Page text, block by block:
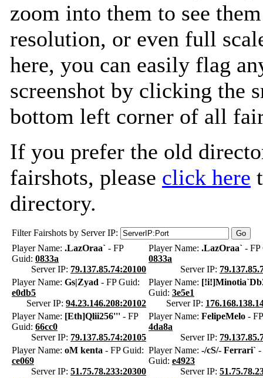
zoom into them to see
resolution, or even full
here, you can easily flag
screenshot by clicking the
bottom left corner of all
If you prefer the old
fairshots, please click here
directory.
Filter Fairshots by Server IP:
Player Name: .LazOraa` - FP
Guid: 0833a
Server IP: 79.137.85.74:20100
Player Name: .LazOraa` - FP
0833a
Server IP:
Player Name: Gs|Zyad - FP Guid:
e0db5
Server IP: 94.23.146.208:20102
Player Name:
Guid: 3e5e1
Server IP:
Player Name: [Eth]Qlii256''' - FP
Guid: 66cc0
Server IP: 79.137.85.74:20105
Player Name: FelipeMelo -
4da8a
Server IP:
Player Name: oM kenta - FP Guid:
ce069
Server IP: 51.75.78.233:20300
Player Name: -/cS/- Ferrari` -
Guid: e4923
Server IP: